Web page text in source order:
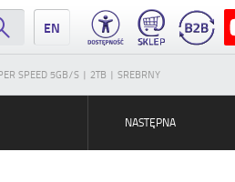
EN
SPEED 5GB/S | 2TB | SREBRNY
NASTĘPNA